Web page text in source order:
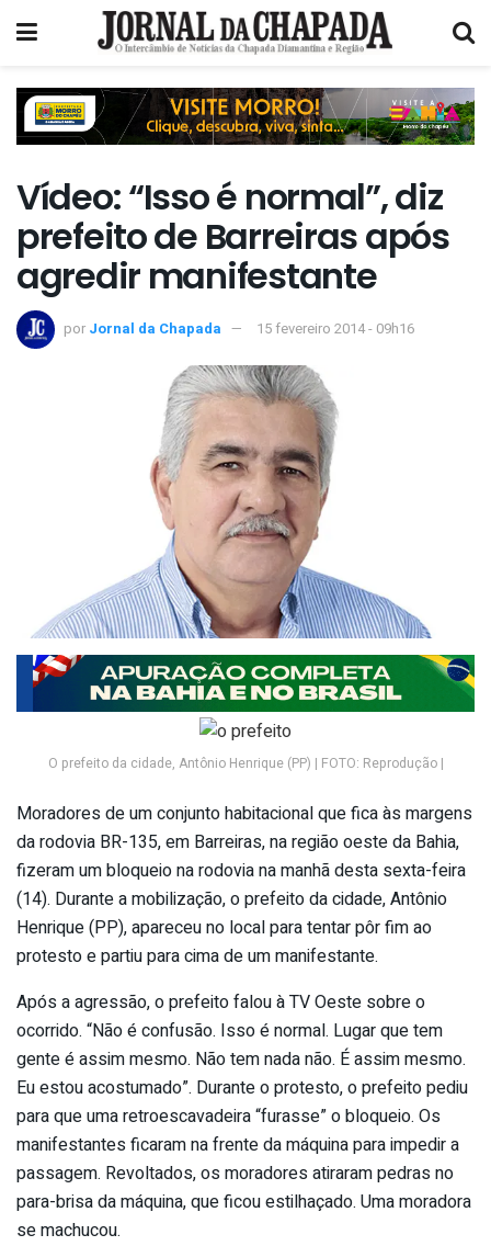
Vídeo: “Isso é normal”, diz
prefeito de Barreiras após
agredir manifestante
por Jornal da Chapada 15 fevereiro 2014 - 09h16
O prefeito da cidade, Antônio Henrique (PP) | FOTO: Reprodução |
Moradores de um conjunto habitacional que fica às margens
da rodovia BR-135, em Barreiras, na região oeste da Bahia,
fizeram um bloqueio na rodovia na manhã desta sexta-feira
(14). Durante a mobilização, o prefeito da cidade, Antônio
Henrique (PP), apareceu no local para tentar pôr fim ao
protesto e partiu para cima de um manifestante.
Após a agressão, o prefeito falou à TV Oeste sobre o
ocorrido. “Não é confusão. Isso é normal. Lugar que tem
gente é assim mesmo. Não tem nada não. É assim mesmo.
Eu estou acostumado”. Durante o protesto, o prefeito pediu
para que uma retroescavadeira “furasse” o bloqueio. Os
manifestantes ficaram na frente da máquina para impedir a
passagem. Revoltados, os moradores atiraram pedras no
para-brisa da máquina, que ficou estilhaçado. Uma moradora
se machucou.